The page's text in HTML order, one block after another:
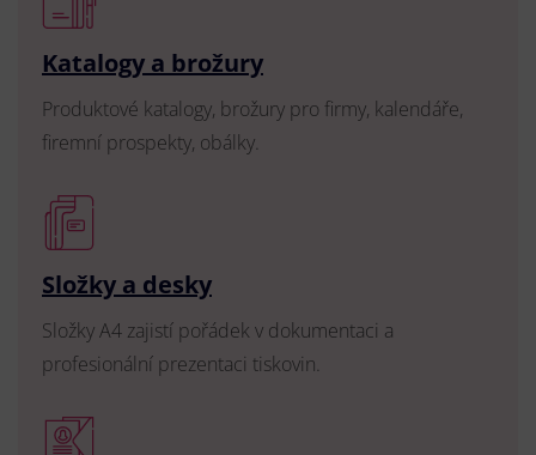
Katalogy a brožury
Produktové katalogy, brožury pro firmy, kalendáře,
firemní prospekty, obálky.
Složky a desky
Složky A4 zajistí pořádek v dokumentaci a
profesionální prezentaci tiskovin.